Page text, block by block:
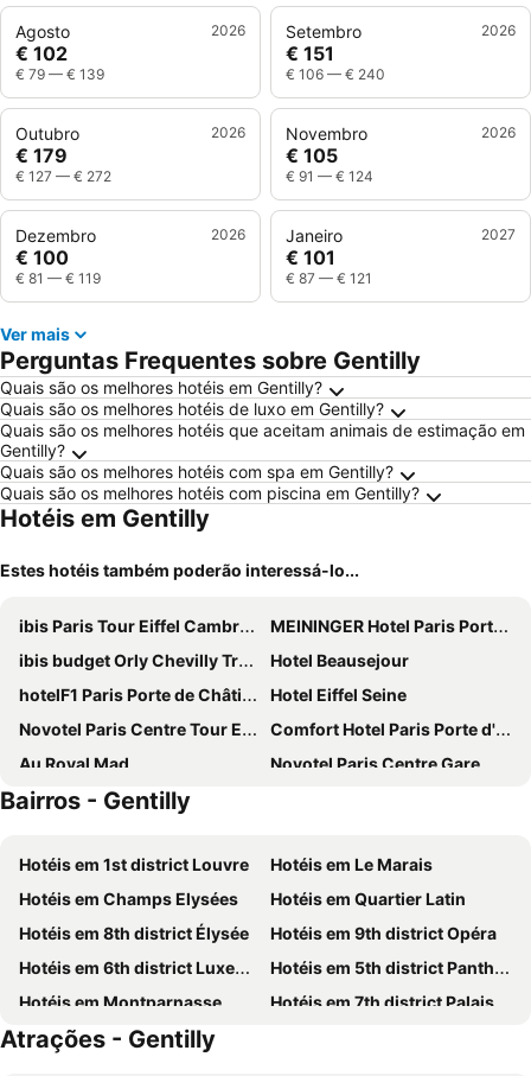
Agosto 2026
€ 102
€ 79 — € 139
Setembro 2026
€ 151
€ 106 — € 240
Outubro 2026
€ 179
€ 127 — € 272
Novembro 2026
€ 105
€ 91 — € 124
Dezembro 2026
€ 100
€ 81 — € 119
Janeiro 2027
€ 101
€ 87 — € 121
Ver mais
Perguntas Frequentes sobre Gentilly
Quais são os melhores hotéis em Gentilly?
Quais são os melhores hotéis de luxo em Gentilly?
Quais são os melhores hotéis que aceitam animais de estimação em
Gentilly?
Quais são os melhores hotéis com spa em Gentilly?
Quais são os melhores hotéis com piscina em Gentilly?
Hotéis em Gentilly
Estes hotéis também poderão interessá-lo...
ibis Paris Tour Eiffel Cambronne 15ème
MEININGER Hotel Paris Porte De Vincennes
ibis budget Orly Chevilly Tram 7
Hotel Beausejour
hotelF1 Paris Porte de Châtillon
Hotel Eiffel Seine
Novotel Paris Centre Tour Eiffel
Comfort Hotel Paris Porte d'Ivry
Au Royal Mad
Novotel Paris Centre Gare Montparnasse
ibis Styles Paris Meteor Avenue d'Italie
Hôtel Marignan
Pullman Paris Tour Eiffel
Mercure Paris Centre Tour Eiffel
Eklo Paris Expo Porte de Versailles
ibis Styles Paris Bercy
Mercure Paris Alesia
Le Petit Cosy Hôtel
Novotel Suites Paris Expo Porte de Versailles
SO/ Paris Hotel
Novotel Paris Porte De Versailles
Mercure Paris Montparnasse Pasteur
Bairros - Gentilly
Hotéis em 1st district Louvre
Hotéis em Le Marais
Hotéis em Champs Elysées
Hotéis em Quartier Latin
Hotéis em 8th district Élysée
Hotéis em 9th district Opéra
Hotéis em 6th district Luxembourg
Hotéis em 5th district Panthéon
Hotéis em Montparnasse
Hotéis em 7th district Palais Bourbon
Hotéis em 15th district Vaugirard
Atrações - Gentilly